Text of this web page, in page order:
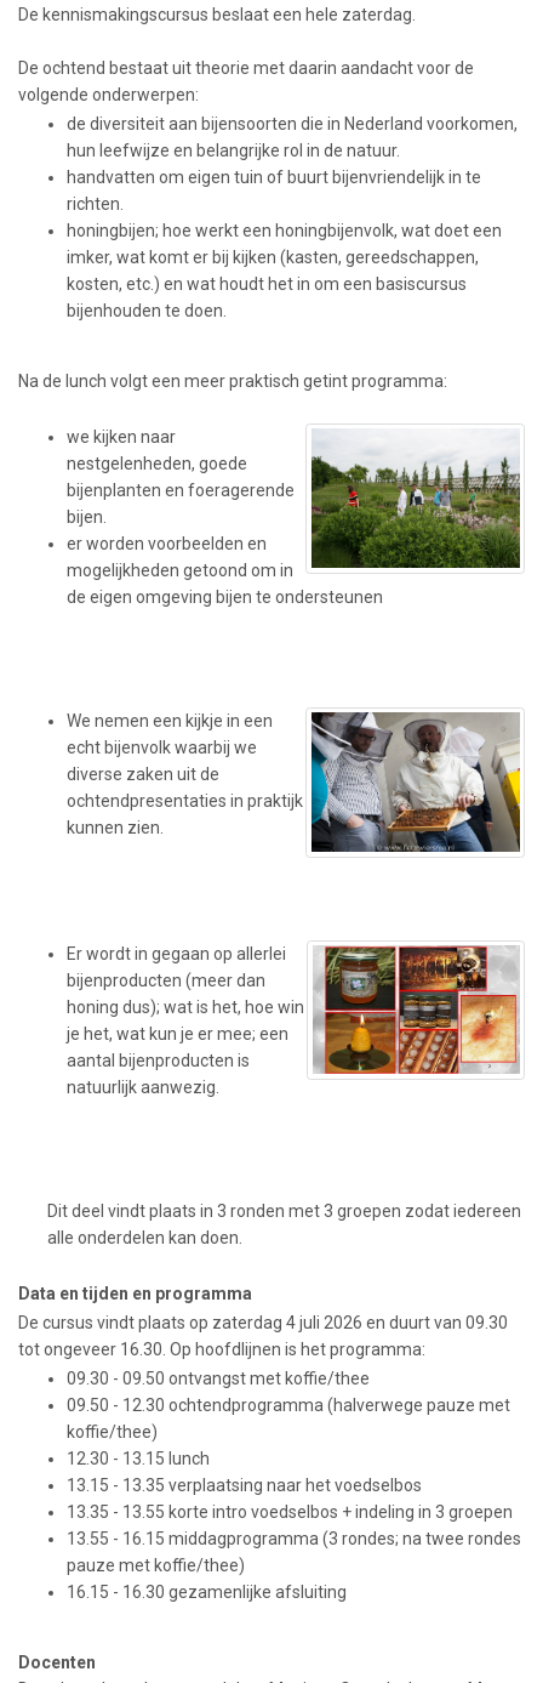
De kennismakingscursus beslaat een hele zaterdag.
De ochtend bestaat uit theorie met daarin aandacht voor de
volgende onderwerpen:
de diversiteit aan bijensoorten die in Nederland voorkomen,
hun leefwijze en belangrijke rol in de natuur.
handvatten om eigen tuin of buurt bijenvriendelijk in te
richten.
honingbijen; hoe werkt een honingbijenvolk, wat doet een
imker, wat komt er bij kijken (kasten, gereedschappen,
kosten, etc.) en wat houdt het in om een basiscursus
bijenhouden te doen.
Na de lunch volgt een meer praktisch getint programma:
we kijken naar
nestgelenheden, goede
bijenplanten en foeragerende
bijen.
er worden voorbeelden en
mogelijkheden getoond om in
de eigen omgeving bijen te ondersteunen
We nemen een kijkje in een
echt bijenvolk waarbij we
diverse zaken uit de
ochtendpresentaties in praktijk
kunnen zien.
Er wordt in gegaan op allerlei
bijenproducten (meer dan
honing dus); wat is het, hoe win
je het, wat kun je er mee; een
aantal bijenproducten is
natuurlijk aanwezig.
Dit deel vindt plaats in 3 ronden met 3 groepen zodat iedereen
alle onderdelen kan doen.
Data en tijden en programma
De cursus vindt plaats op zaterdag 4 juli 2026 en duurt van 09.30
tot ongeveer 16.30. Op hoofdlijnen is het programma:
09.30 - 09.50 ontvangst met koffie/thee
09.50 - 12.30 ochtendprogramma (halverwege pauze met
koffie/thee)
12.30 - 13.15 lunch
13.15 - 13.35 verplaatsing naar het voedselbos
13.35 - 13.55 korte intro voedselbos + indeling in 3 groepen
13.55 - 16.15 middagprogramma (3 rondes; na twee rondes
pauze met koffie/thee)
16.15 - 16.30 gezamenlijke afsluiting
Docenten